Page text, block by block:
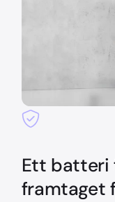
Ett batteri
framtaget